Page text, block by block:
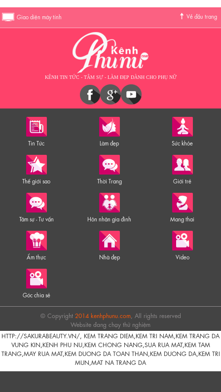
Giao diện máy tính Về đầu trang
KÊNH TIN TỨC - TÂM SỰ - LÀM ĐẸP DÀNH CHO PHỤ NỮ
Tin Tức Làm đẹp Sức khỏe
Thế giới sao Thời Trang Giới trẻ
Tâm sự - Tư vấn Hôn nhân gia đình Mang thai
Ẩm thực Nhà đẹp Video
Góc chia sẻ
© Copyright 2014 kenhphunu.com, All rights reserved
Website đang chạy thử nghiệm
HTTP://SAKURABEAUTY.VN/ KEM TRANG DIEM KEM TRI NAM KEM TRANG DA
VUNG KIN KENH PHU NU, KEM CHONG NANG, SUA RUA MAT, KEM TAM
TRANG, MAY RUA MAT, KEM DUONG DA TOAN THAN KEM DUONG DA, KEM TRI
MUN MAT NA TRANG DA